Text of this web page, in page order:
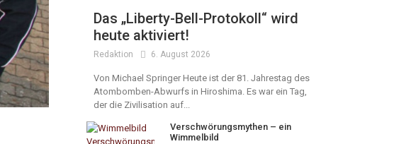
Das „Liberty-Bell-Protokoll“ wird
heute aktiviert!
Redaktion 6. August 2026
Von Michael Springer Heute ist der 81. Jahrestag des
Atombomben-Abwurfs in Hiroshima. Es war ein Tag,
der die Zivilisation auf...
Verschwörungsmythen – ein
Wimmelbild